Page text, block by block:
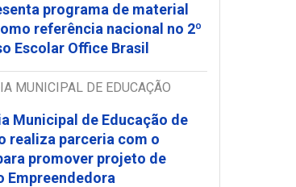
programa de material
referência nacional no 2º
Escolar Office Brasil
MUNICIPAL DE EDUCAÇÃO
Municipal de Educação de
realiza parceria com o
promover projeto de
Empreendedora